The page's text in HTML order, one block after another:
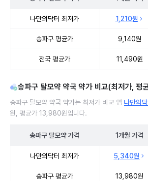
나만의닥터 최저가 1,210원
송파구 평균가 9,140원
전국 평균가 11,490원
송파구 탈모약 약국 약가 비교(최저가, 평
송파구 탈모약 약국 약가는 최저가 비교 앱 나만의닥
원, 평균가 13,980원입니다.
송파구 탈모약가격 1개월 가격
나만의닥터 최저가 5,340원
송파구 평균가 13,980원